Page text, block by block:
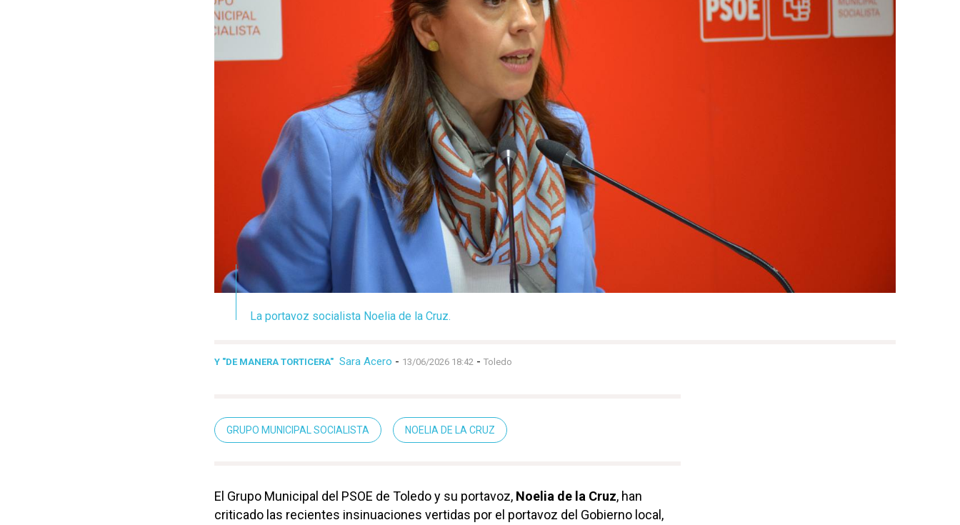
La portavoz socialista Noelia de la Cruz.
Y "DE MANERA TORTICERA" Sara Acero - 13/06/2026 18:42 - Toledo
GRUPO MUNICIPAL SOCIALISTA NOELIA DE LA CRUZ
El Grupo Municipal del PSOE de Toledo y su portavoz, Noelia de la Cruz, han
criticado las recientes insinuaciones vertidas por el portavoz del Gobierno local,